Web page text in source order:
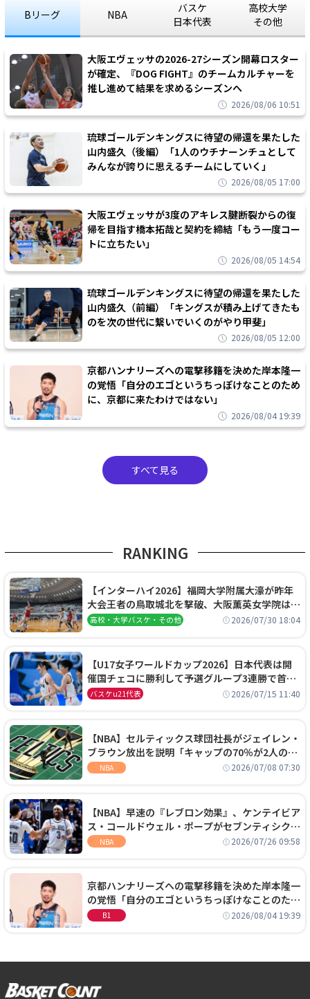
Bリーグ NBA
バスケ
日本代表
高校大学
その他
大阪エヴェッサの2026-27シーズン開幕ロスター
が確定、『DOG FIGHT』のチームカルチャーを
推し進めて結果を求めるシーズンへ
2026/08/06 10:51
琉球ゴールデンキングスに待望の帰還を果たした
山内盛久（後編）「1人のウチナーンチュとして
みんなが誇りに思えるチームにしていく」
2026/08/05 17:00
大阪エヴェッサが3度のアキレス腱断裂からの復
帰を目指す橋本拓哉と契約を締結「もう一度コー
トに立ちたい」
2026/08/05 14:54
琉球ゴールデンキングスに待望の帰還を果たした
山内盛久（前編）「キングスが積み上げてきたも
のを次の世代に繋いでいくのがやり甲斐」
2026/08/05 12:00
京都ハンナリーズへの電撃移籍を決めた岸本隆一
の覚悟「自分のエゴというちっぽけなことのため
に、京都に来たわけではない」
2026/08/04 19:39
すべて見る
RANKING
【インターハイ2026】福岡大学附属大濠が昨年
大会王者の鳥取城北を撃破、大阪薫英女学院は岐
阜女子に完勝、大会3日目試合結果
高校・大学バスケ・その他 2026/07/30 18:04
【U17女子ワールドカップ2026】日本代表は開
催国チェコに勝利して予選グループ3連勝で首位
通過！準々決勝の相手はエジプトに決定
バスケu21代表 2026/07/15 11:40
【NBA】セルティックス球団社長がジェイレン・
ブラウン放出を説明「キャップの70％が2人の選
手に集中するチームでは勝てない」
NBA 2026/07/08 07:30
【NBA】早速の『レブロン効果』、ケンテイビア
ス・コールドウェル・ポープがセブンティシクサ
ーズに1年契約で加入
NBA 2026/07/26 09:58
京都ハンナリーズへの電撃移籍を決めた岸本隆一
の覚悟「自分のエゴというちっぽけなことのため
に、京都に来たわけではない」
B1 2026/08/04 19:39